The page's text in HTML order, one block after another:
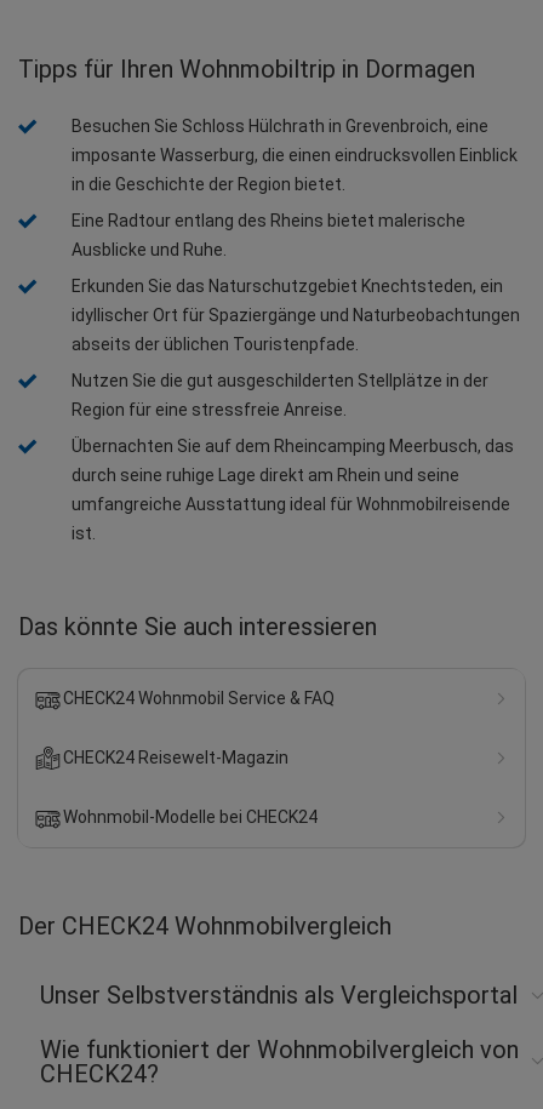
Tipps für Ihren Wohnmobiltrip in Dormagen
Besuchen Sie Schloss Hülchrath in Grevenbroich, eine
imposante Wasserburg, die einen eindrucksvollen Einblick
in die Geschichte der Region bietet.
Eine Radtour entlang des Rheins bietet malerische
Ausblicke und Ruhe.
Erkunden Sie das Naturschutzgebiet Knechtsteden, ein
idyllischer Ort für Spaziergänge und Naturbeobachtungen
abseits der üblichen Touristenpfade.
Nutzen Sie die gut ausgeschilderten Stellplätze in der
Region für eine stressfreie Anreise.
Übernachten Sie auf dem Rheincamping Meerbusch, das
durch seine ruhige Lage direkt am Rhein und seine
umfangreiche Ausstattung ideal für Wohnmobilreisende
ist.
Das könnte Sie auch interessieren
CHECK24 Wohnmobil Service & FAQ
CHECK24 Reisewelt-Magazin
Wohnmobil-Modelle bei CHECK24
Der CHECK24 Wohnmobilvergleich
Unser Selbstverständnis als Vergleichsportal
Wie funktioniert der Wohnmobilvergleich von
CHECK24?